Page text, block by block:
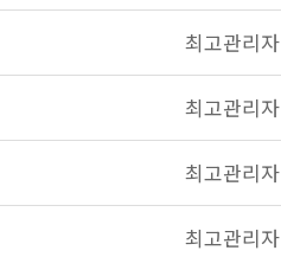
최고관리자
최고관리자
최고관리자
최고관리자